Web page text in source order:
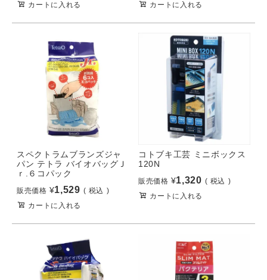
カートに入れる
カートに入れる
スペクトラムブランズジャ
パン テトラ バイオバッグＪ
ｒ.６コパック
販売価格 ¥1,529
税込
カートに入れる
コトブキ工芸 ミニボックス
120N
販売価格 ¥1,320
税込
カートに入れる